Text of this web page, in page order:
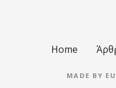
Home
MADE BY